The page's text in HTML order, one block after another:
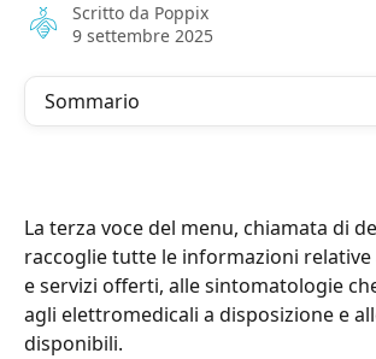
Scritto da Poppix
9 settembre 2025
Sommario
La terza voce del menu, chiamata di
raccoglie tutte le informazioni
e servizi offerti, alle sintomatologie
agli elettromedicali a disposizione e
disponibili.